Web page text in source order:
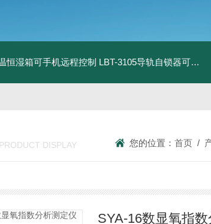
恒湿箱可手机远程控制 LBT-3105导轨自锁器可靠性锁止性能试验机
DISPLAY 您的位置：首页 /
SYA-16数显氧指